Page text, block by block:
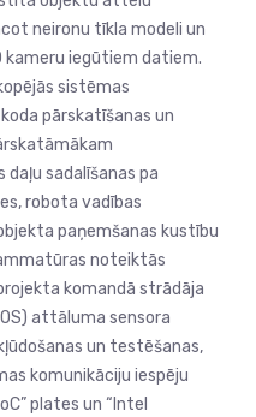
neironu tīkla modeli un
iegūtiem datiem.
sistēmas
pārskatīšanas un
sadalīšanas pa
robota vadības
paņemšanas kustību
noteiktās
komandā strādāja
attāluma sensora
un testēšanas,
komunikāciju iespēju
plates un “Intel